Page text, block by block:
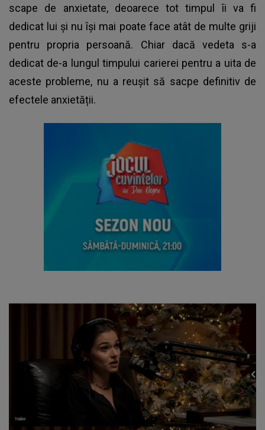
scape de anxietate, deoarece tot timpul îi va fi
dedicat lui și nu își mai poate face atât de multe griji
pentru propria persoană. Chiar dacă vedeta s-a
dedicat de-a lungul timpului carierei pentru a uita de
aceste probleme, nu a reușit să sacpe definitiv de
efectele anxietății.